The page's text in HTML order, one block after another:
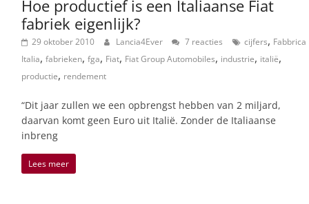
Hoe productief is een Italiaanse Fiat
fabriek eigenlijk?
29 oktober 2010 Lancia4Ever 7 reacties cijfers, Fabbrica
Italia, fabrieken, fga, Fiat, Fiat Group Automobiles, industrie, italië,
productie, rendement
“Dit jaar zullen we een opbrengst hebben van 2 miljard,
daarvan komt geen Euro uit Italië. Zonder de Italiaanse
inbreng
Lees meer